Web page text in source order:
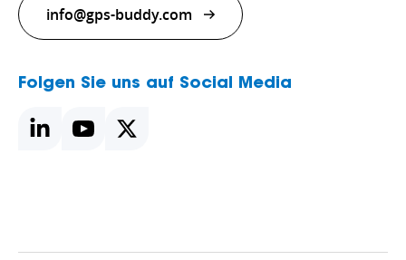
info@gps-buddy.com
Folgen Sie uns auf Social Media